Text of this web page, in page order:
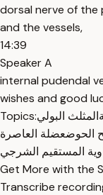
dorsal nerve of the
and the vessels,
14:39
Speaker A
internal pudendal
wishes and good
Topics:المثلث البولي
الحوضعضلة العاصرة
المستقيم الشرجي
Get More with the
Transcribe